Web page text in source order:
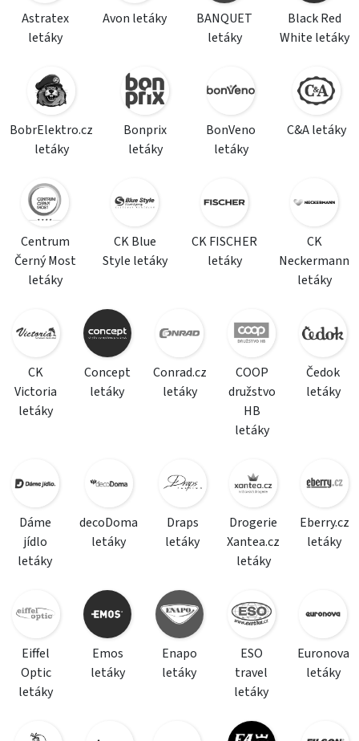
Astratex
letáky
Avon letáky
BANQUET
letáky
Black Red
White letáky
BobrElektro.cz
letáky
Bonprix
letáky
BonVeno
letáky
C&A letáky
Centrum
Černý Most
letáky
CK Blue
Style letáky
CK FISCHER
letáky
CK
Neckermann
letáky
CK
Victoria
letáky
Concept
letáky
Conrad.cz
letáky
COOP
družstvo
HB
letáky
Čedok
letáky
Dáme
jídlo
letáky
decoDoma
letáky
Draps
letáky
Drogerie
Xantea.cz
letáky
Eberry.cz
letáky
Eiffel
Optic
letáky
Emos
letáky
Enapo
letáky
ESO
travel
letáky
Euronova
letáky